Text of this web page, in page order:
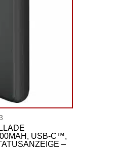
USB-C™,
–